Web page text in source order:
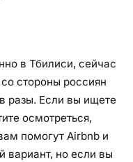
в Тбилиси, сейчас
стороны россиян
разы. Если вы ищете
осмотреться,
помогут Airbnb и
вариант, но если вы